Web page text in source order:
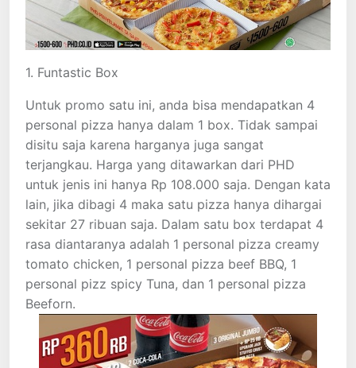
1. Funtastic Box
Untuk promo satu ini, anda bisa mendapatkan 4
personal pizza hanya dalam 1 box. Tidak sampai
disitu saja karena harganya juga sangat
terjangkau. Harga yang ditawarkan dari PHD
untuk jenis ini hanya Rp 108.000 saja. Dengan kata
lain, jika dibagi 4 maka satu pizza hanya dihargai
sekitar 27 ribuan saja. Dalam satu box terdapat 4
rasa diantaranya adalah 1 personal pizza creamy
tomato chicken, 1 personal pizza beef BBQ, 1
personal pizz spicy Tuna, dan 1 personal pizza
Beeforn.